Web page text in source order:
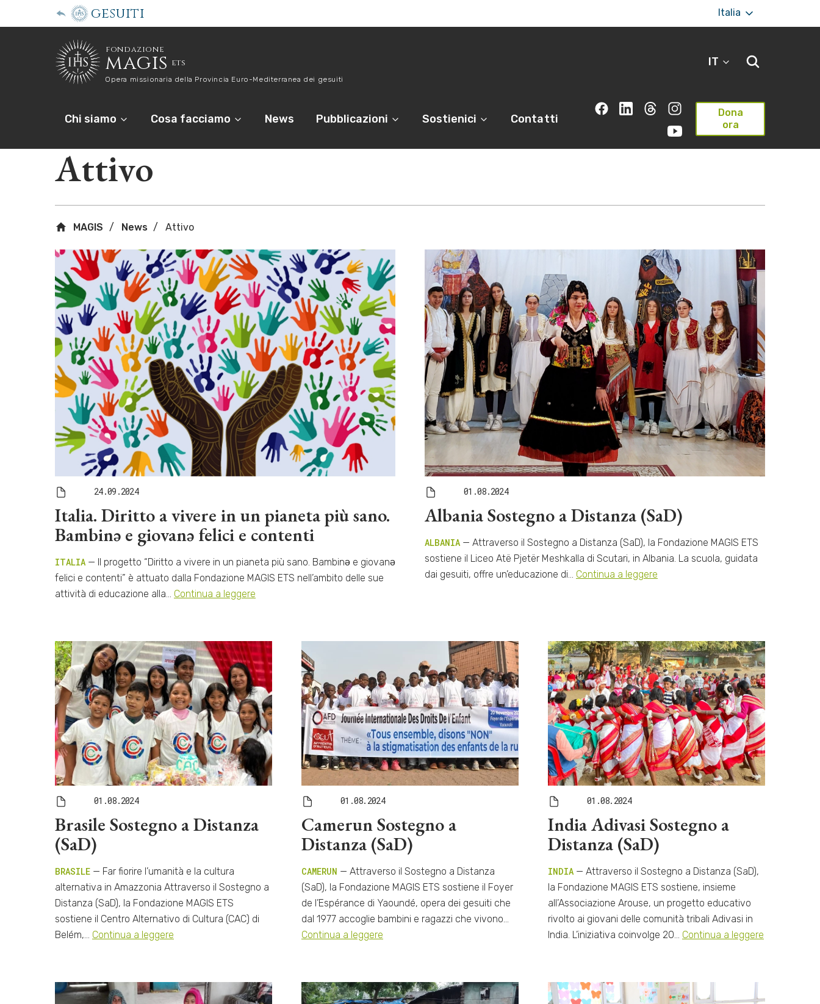
gesuiti Italia
fondazione
magis ets
Opera missionaria della Provincia Euro-Mediterranea dei gesuiti
IT
Chi siamo Cosa facciamo News Pubblicazioni Sostienici Contatti
Dona
ora
Attivo
MAGIS News Attivo
24.09.2024
Italia. Diritto a vivere in un pianeta più sano.
Bambinǝ e giovanǝ felici e contenti
ITALIA — Il progetto “Diritto a vivere in un pianeta più sano. Bambinǝ e giovanǝ
felici e contenti” è attuato dalla Fondazione MAGIS ETS nell’ambito delle sue
attività di educazione alla… Continua a leggere
01.08.2024
Albania Sostegno a Distanza (SaD)
ALBANIA — Attraverso il Sostegno a Distanza (SaD), la Fondazione MAGIS ETS
sostiene il Liceo Atë Pjetër Meshkalla di Scutari, in Albania. La scuola, guidata
dai gesuiti, offre un’educazione di… Continua a leggere
01.08.2024
Brasile Sostegno a Distanza
(SaD)
BRASILE — Far fiorire l’umanità e la cultura
alternativa in Amazzonia Attraverso il Sostegno a
Distanza (SaD), la Fondazione MAGIS ETS
sostiene il Centro Alternativo di Cultura (CAC) di
Belém,… Continua a leggere
01.08.2024
Camerun Sostegno a
Distanza (SaD)
CAMERUN — Attraverso il Sostegno a Distanza
(SaD), la Fondazione MAGIS ETS sostiene il Foyer
de l’Espérance di Yaoundé, opera dei gesuiti che
dal 1977 accoglie bambini e ragazzi che vivono…
Continua a leggere
01.08.2024
India Adivasi Sostegno a
Distanza (SaD)
INDIA— Attraverso il Sostegno a Distanza (SaD),
la Fondazione MAGIS ETS sostiene, insieme
all’Associazione Arouse, un progetto educativo
rivolto ai giovani delle comunità tribali Adivasi in
India. L’iniziativa coinvolge 20… Continua a leggere